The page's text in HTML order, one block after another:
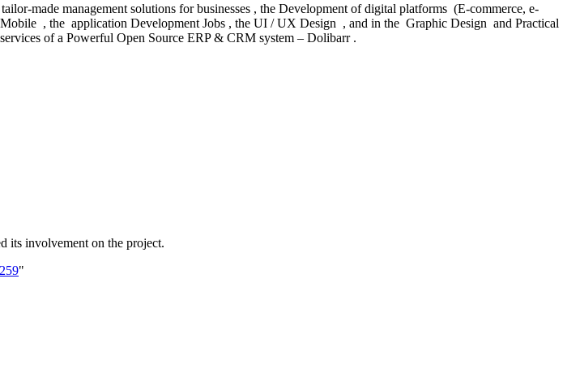
made management solutions for businesses , the Development of digital platforms (E-commerce, e-
, the application Development Jobs , the UI / UX Design , and in the Graphic Design and Practical
of a Powerful Open Source ERP & CRM system – Dolibarr .
its involvement on the project.
"